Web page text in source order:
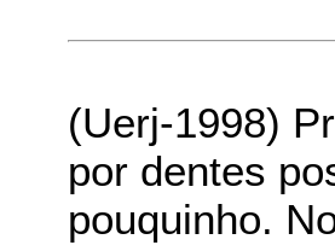
(Uerj-1998)
por dentes
pouquinho.